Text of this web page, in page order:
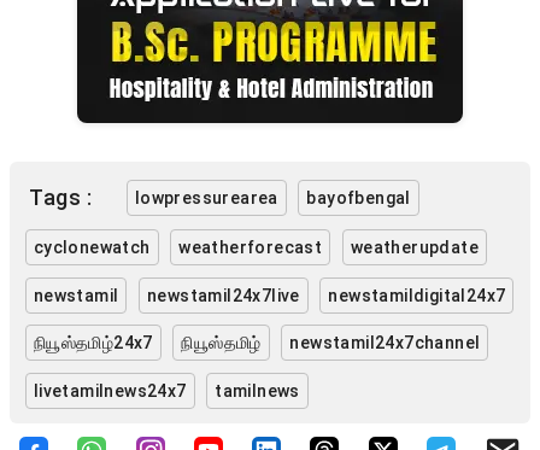
Tags : lowpressurearea bayofbengal
cyclonewatch weatherforecast weatherupdate
newstamil newstamil24x7live newstamildigital24x7
நியூஸ்தமிழ்24x7 நியூஸ்தமிழ் newstamil24x7channel
livetamilnews24x7 tamilnews